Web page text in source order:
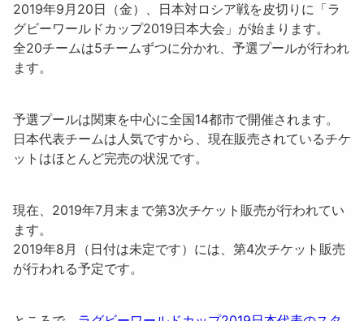
2019年9月20日（金）、日本対ロシア戦を皮切りに「ラ
グビーワールドカップ2019日本大会 」が始まります。
全20チームは5チームずつに分かれ、予選プールが行われ
ます。
予選プールは関東を中心に全国14都市で開催されます。
日本代表チームは人気ですから、現在販売されているチケ
ットはほとんど完売の状況です。
現在、2019年7月末まで第3次チケット販売が行われてい
ます。
2019年8月（日付は未定です）には、 第4次チケット販売
が行われる予定です。